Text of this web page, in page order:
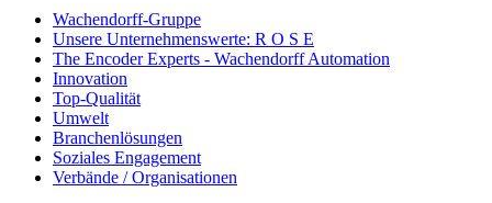
Wachendorff-Gruppe
Unsere Unternehmenswerte: R O S E
The Encoder Experts - Wachendorff Automation
Innovation
Top-Qualität
Umwelt
Branchenlösungen
Soziales Engagement
Verbände / Organisationen